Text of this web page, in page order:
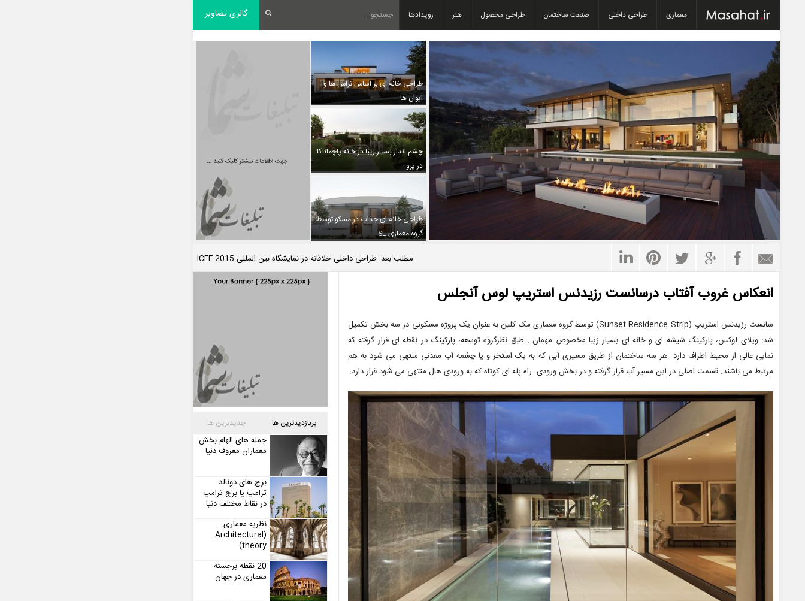
معماری طراحی داخلی صنعت ساختمان طراحی محصول هنر رویدادها گالری تصاویر
طراحی خانه ای بر اساس تراس ها و
ایوان ها
چشم انداز بسیار زیبا در خانه پاچماناکا
در پرو
طراحی خانه ای جذاب در مسکو توسط
گروه معماری SL
مطلب بعد :طراحی داخلی خلاقانه در نمایشگاه بین المللی ICFF 2015
انعکاس غروب آفتاب درسانست رزیدنس استریپ لوس آنجلس
سانست رزیدنس استریپ (Sunset Residence Strip) توسط گروه معماری مک کلین به عنوان یک پروژه مسکونی در سه بخش تکمیل
شد: ویلای لوکس، پارکینگ شیشه ای و خانه ای بسیار زیبا مخصوص مهمان . طبق نظرگروه توسعه، پارکینگ در نقطه ای قرار گرفته که
نمایی عالی از محیط اطراف دارد. هر سه ساختمان از طریق مسیری آبی که به یک استخر و یا چشمه آب معدنی منتهی می شود به هم
مرتبط می باشند. قسمت اصلی در این مسیر آب قرار گرفته و در بخش ورودی، راه پله ای کوتاه که به ورودی هال منتهی می شود قرار دارد.
پربازدیدترین ها جدیدترین ها
جمله های الهام بخش
معماران معروف دنیا
برج های دونالد
ترامپ یا برج ترامپ
در نقاط مختلف دنیا
نظریه معماری
(Architectural
theory)
20 نقطه برجسته
معماری در جهان